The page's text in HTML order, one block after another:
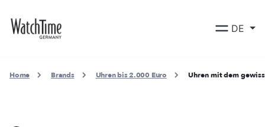
DE
Home Brands Uhren bis 2.000 Euro Uhren mit dem